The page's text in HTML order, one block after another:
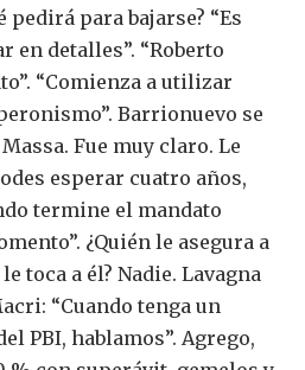
pedirá para bajarse? “Es
en detalles”. “Roberto
“Comienza a utilizar
Barrionuevo se
Fue muy claro. Le
esperar cuatro años,
termine el mandato
¿Quién le asegura a
toca a él? Nadie. Lavagna
“Cuando tenga un
PBI, hablamos”. Agrego,